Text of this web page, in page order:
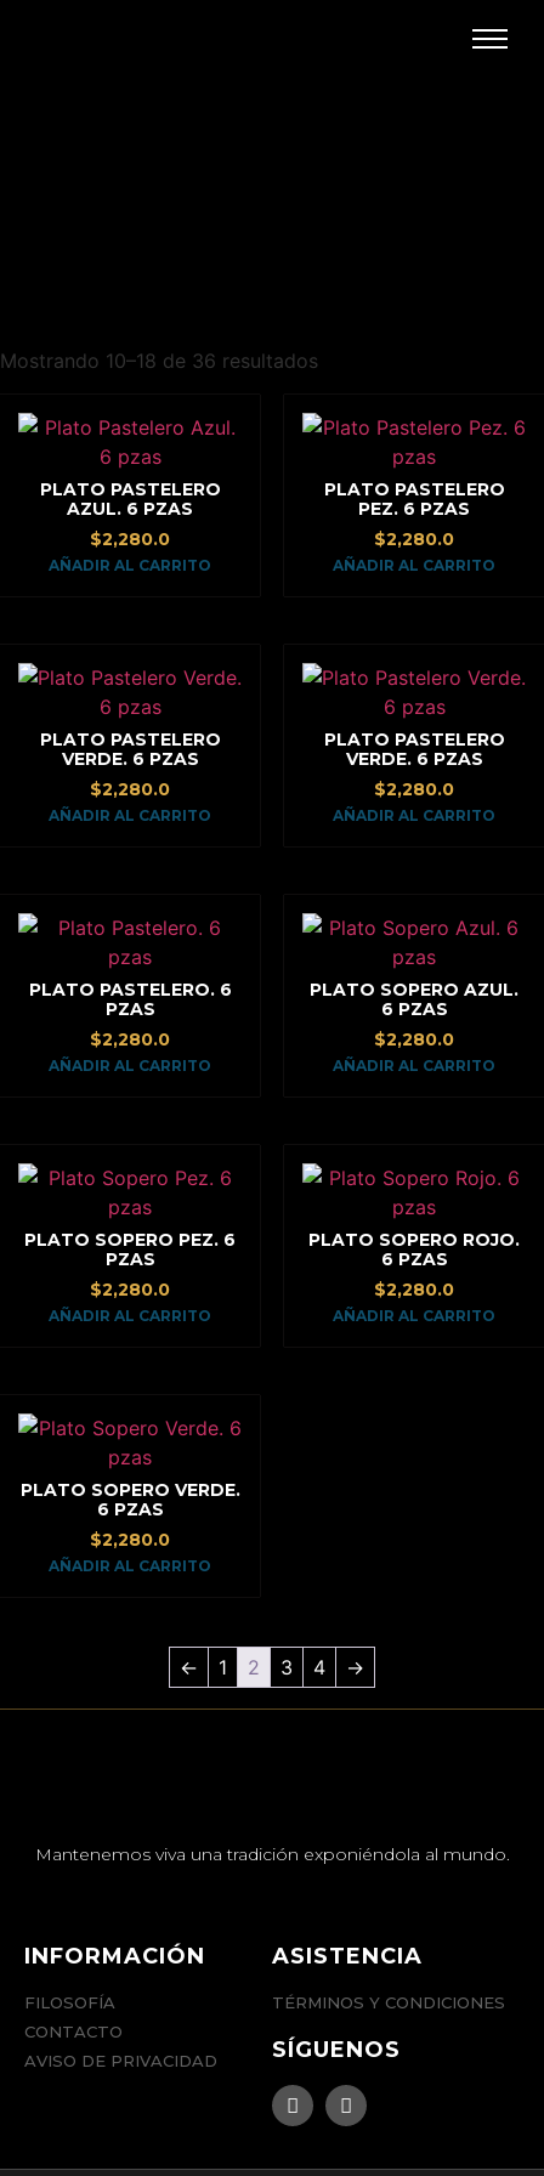
Mostrando 10–18 de 36 resultados
PLATO PASTELERO
AZUL. 6 PZAS
$2,280.0
AÑADIR AL CARRITO
PLATO PASTELERO
PEZ. 6 PZAS
$2,280.0
AÑADIR AL CARRITO
PLATO PASTELERO
VERDE. 6 PZAS
$2,280.0
AÑADIR AL CARRITO
PLATO PASTELERO
VERDE. 6 PZAS
$2,280.0
AÑADIR AL CARRITO
PLATO PASTELERO. 6
PZAS
$2,280.0
AÑADIR AL CARRITO
PLATO SOPERO AZUL.
6 PZAS
$2,280.0
AÑADIR AL CARRITO
PLATO SOPERO PEZ. 6
PZAS
$2,280.0
AÑADIR AL CARRITO
PLATO SOPERO ROJO.
6 PZAS
$2,280.0
AÑADIR AL CARRITO
PLATO SOPERO VERDE.
6 PZAS
$2,280.0
AÑADIR AL CARRITO
← 1 2 3 4 →
Mantenemos viva una tradición exponiéndola al mundo.
INFORMACIÓN
FILOSOFÍA
CONTACTO
AVISO DE PRIVACIDAD
ASISTENCIA
TÉRMINOS Y CONDICIONES
SÍGUENOS